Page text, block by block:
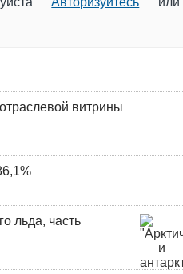
витрины
льда, часть